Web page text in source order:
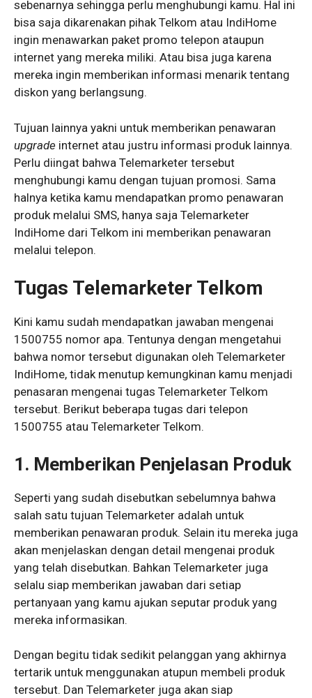
sebenarnya sehingga perlu menghubungi kamu. Hal ini
bisa saja dikarenakan pihak Telkom atau IndiHome
ingin menawarkan paket promo telepon ataupun
internet yang mereka miliki. Atau bisa juga karena
mereka ingin memberikan informasi menarik tentang
diskon yang berlangsung.
Tujuan lainnya yakni untuk memberikan penawaran
upgrade internet atau justru informasi produk lainnya.
Perlu diingat bahwa Telemarketer tersebut
menghubungi kamu dengan tujuan promosi. Sama
halnya ketika kamu mendapatkan promo penawaran
produk melalui SMS, hanya saja Telemarketer
IndiHome dari Telkom ini memberikan penawaran
melalui telepon.
Tugas Telemarketer Telkom
Kini kamu sudah mendapatkan jawaban mengenai
1500755 nomor apa. Tentunya dengan mengetahui
bahwa nomor tersebut digunakan oleh Telemarketer
IndiHome, tidak menutup kemungkinan kamu menjadi
penasaran mengenai tugas Telemarketer Telkom
tersebut. Berikut beberapa tugas dari telepon
1500755 atau Telemarketer Telkom.
1. Memberikan Penjelasan Produk
Seperti yang sudah disebutkan sebelumnya bahwa
salah satu tujuan Telemarketer adalah untuk
memberikan penawaran produk. Selain itu mereka juga
akan menjelaskan dengan detail mengenai produk
yang telah disebutkan. Bahkan Telemarketer juga
selalu siap memberikan jawaban dari setiap
pertanyaan yang kamu ajukan seputar produk yang
mereka informasikan.
Dengan begitu tidak sedikit pelanggan yang akhirnya
tertarik untuk menggunakan atupun membeli produk
tersebut. Dan Telemarketer juga akan siap